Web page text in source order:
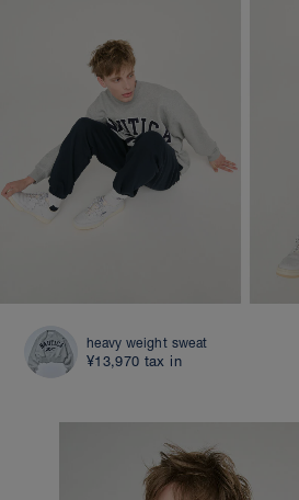
heavy weight sweat
¥13,970 tax in